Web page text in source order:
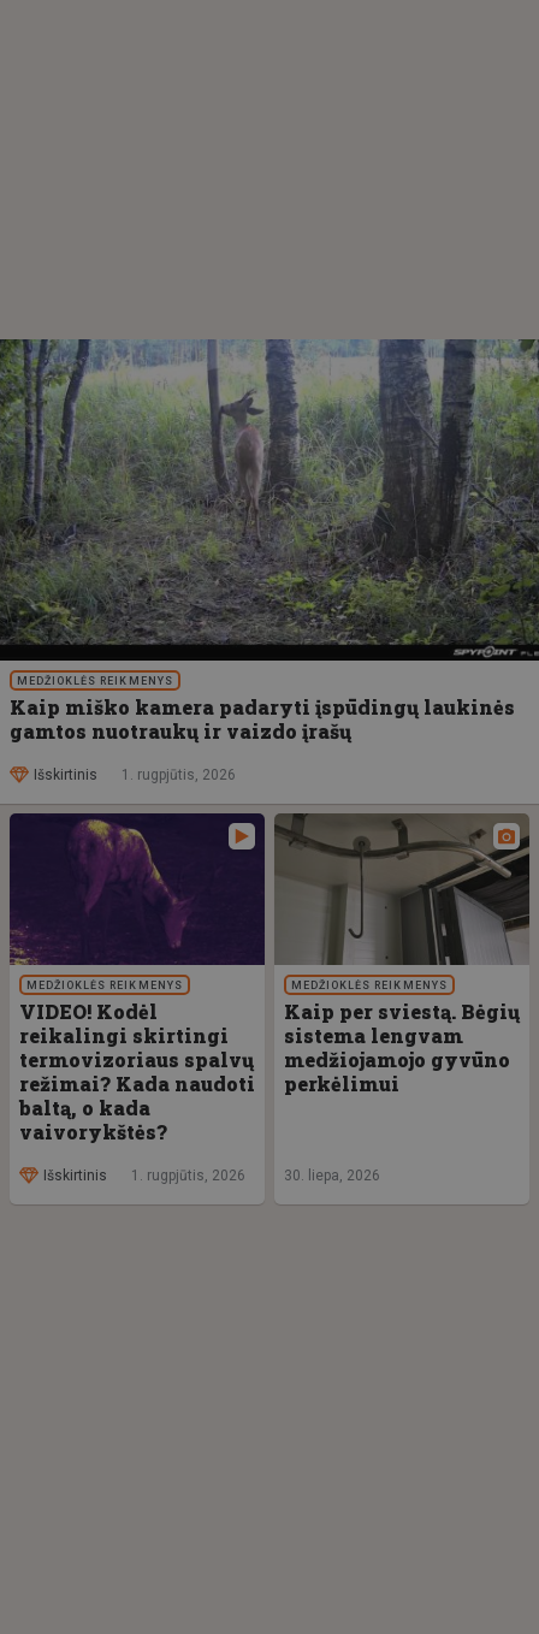
MEDŽIOKLĖS REIKMENYS
Kaip miško kamera padaryti įspūdingų laukinės
gamtos nuotraukų ir vaizdo įrašų
Išskirtinis 1. rugpjūtis, 2026
MEDŽIOKLĖS REIKMENYS
VIDEO! Kodėl
reikalingi skirtingi
termovizoriaus spalvų
režimai? Kada naudoti
baltą, o kada
vaivorykštės?
Išskirtinis 1. rugpjūtis, 2026
MEDŽIOKLĖS REIKMENYS
Kaip per sviestą. Bėgių
sistema lengvam
medžiojamojo gyvūno
perkėlimui
30. liepa, 2026